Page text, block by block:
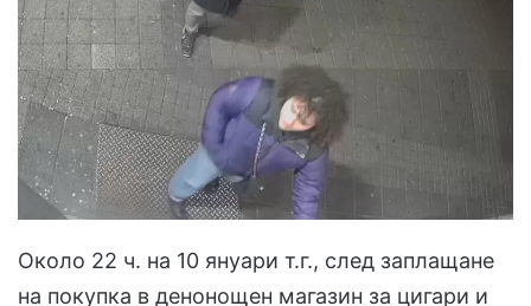
Около 22 ч. на 10 януари т.г., след заплащане
на покупка в денонощен магазин за цигари и